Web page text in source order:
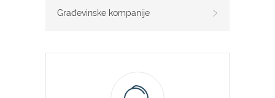
Građevinske kompanije